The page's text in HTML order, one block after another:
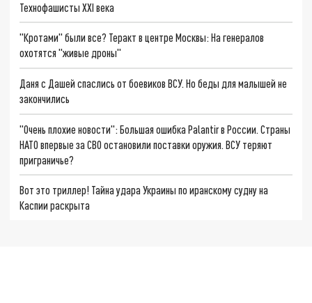
Технофашисты XXI века
"Кротами" были все? Теракт в центре Москвы: На генералов
охотятся "живые дроны"
Даня с Дашей спаслись от боевиков ВСУ. Но беды для малышей не
закончились
"Очень плохие новости": Большая ошибка Palantir в России. Страны
НАТО впервые за СВО остановили поставки оружия. ВСУ теряют
приграничье?
Вот это триллер! Тайна удара Украины по иранскому судну на
Каспии раскрыта